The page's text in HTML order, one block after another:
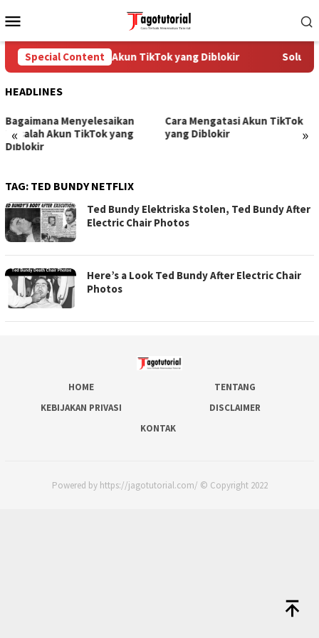
to
Menu
Special Content
Cara Mengatasi Akun TikTok yang Diblokir Solusi
HEADLINES
« »
Bagaimana Menyelesaikan
Masalah Akun TikTok yang
Diblokir
Cara Mengatasi Akun TikTok
yang Diblokir
TAG: TED BUNDY NETFLIX
Ted Bundy Elektriska Stolen, Ted Bundy After
Electric Chair Photos
Here’s a Look Ted Bundy After Electric Chair
Photos
HOME
TENTANG
KEBIJAKAN PRIVASI
DISCLAIMER
KONTAK
Powered by https://jagotutorial.com/ © Copyright 2022